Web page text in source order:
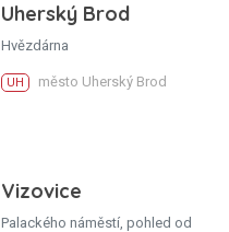
Uherský Brod
Hvězdárna
UH město Uherský Brod
Vizovice
Palackého náměstí, pohled od